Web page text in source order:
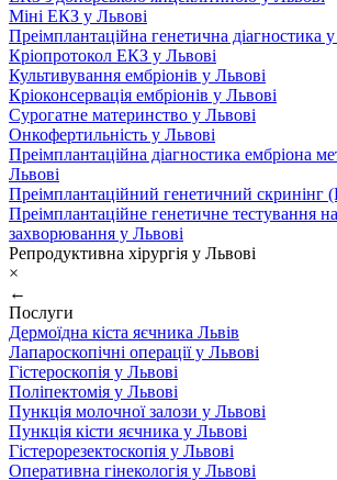
Міні ЕКЗ у Львові
Преімплантаційна генетична діагностика
Кріопротокол ЕКЗ у Львові
Культивування ембріонів у Львові
Кріоконсервація ембріонів у Львові
Сурогатне материнство у Львові
Онкофертильність у Львові
Преімплантаційна діагностика ембріона
Львові
Преімплантаційний генетичний скринінг
Преімплантаційне генетичне тестування
захворювання у Львові
Репродуктивна хірургія у Львові
×
←
Послуги
Дермоїдна кіста яєчника Львів
Лапароскопічні операції у Львові
Гістероскопія у Львові
Поліпектомія у Львові
Пункція молочної залози у Львові
Пункція кісти яєчника у Львові
Гістерорезектоскопія у Львові
Оперативна гінекологія у Львові